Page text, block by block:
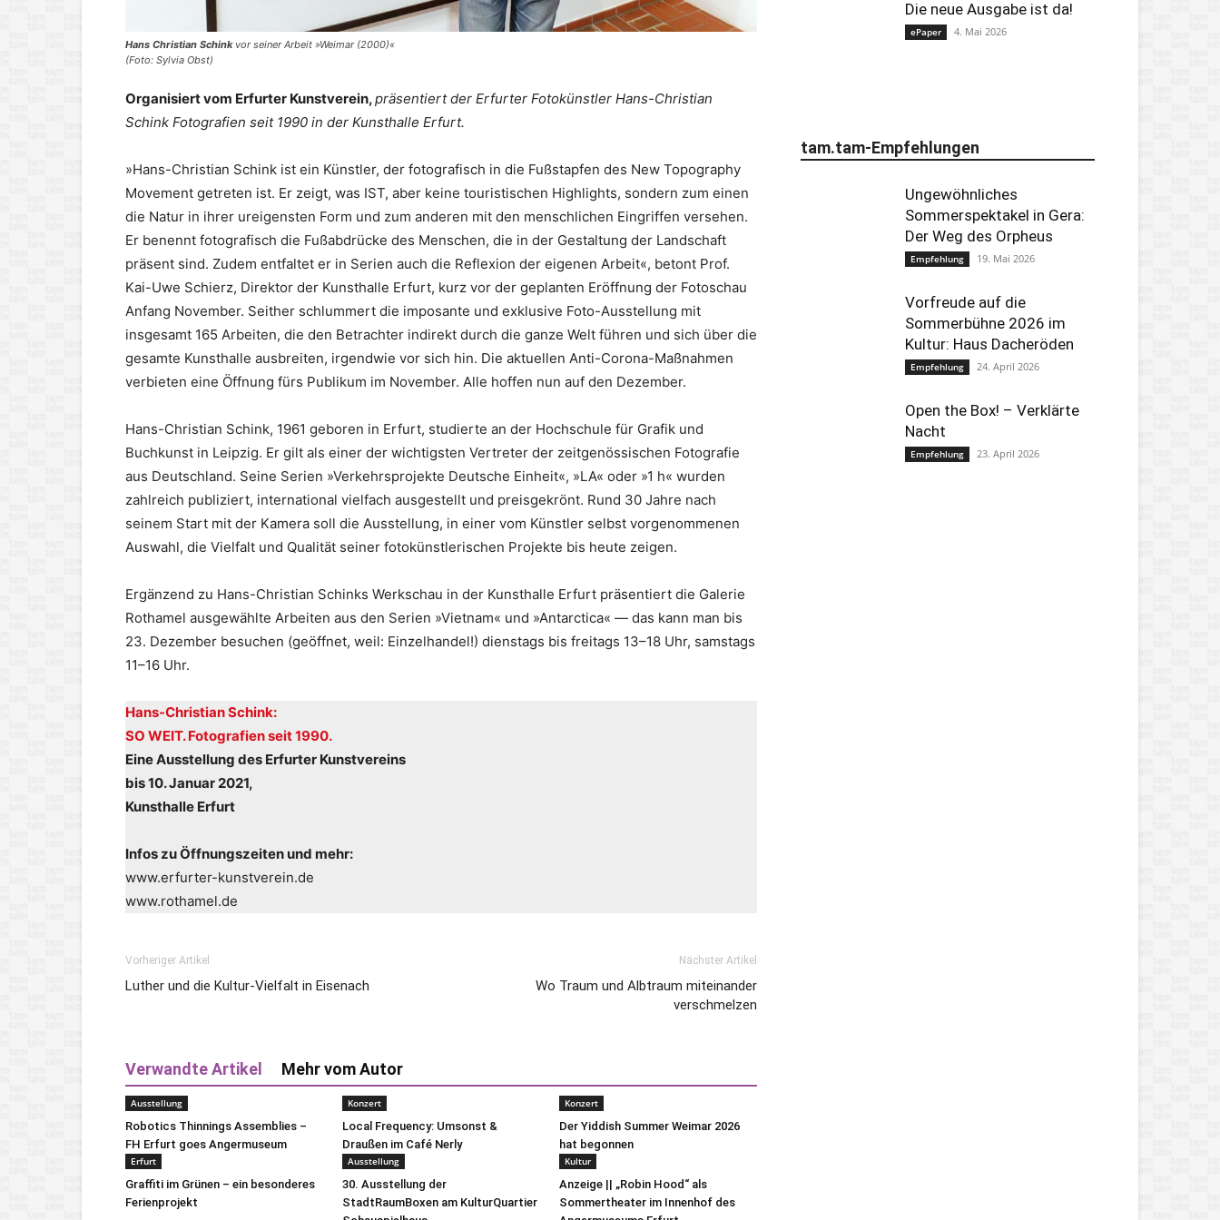
Hans Christian Schinkvor seiner Arbeit »Weimar (2000)«
(Foto: Sylvia Obst)
Organisiert vom Erfurter Kunstverein,präsentiert der Erfurter Fotokünstler Hans-Christian
Schink Fotografien seit 1990 in der Kunsthalle Erfurt.
»Hans-Christian Schink ist ein Künstler, der fotografisch in die Fußstapfen des New Topography
Movement getreten ist. Er zeigt, was IST, aber keine touristischen Highlights, sondern zum einen
die Natur in ihrer ureigensten Form und zum anderen mit den menschlichen Eingriffen versehen.
Er benennt fotografisch die Fußabdrücke des Menschen, die in der Gestaltung der Landschaft
präsent sind. Zudem entfaltet er in Serien auch die Reflexion der eigenen Arbeit«, betont Prof.
Kai-Uwe Schierz, Direktor der Kunsthalle Erfurt, kurz vor der geplanten Eröffnung der Fotoschau
Anfang November. Seither schlummert die imposante und exklusive Foto-Ausstellung mit
insgesamt 165 Arbeiten, die den Betrachter indirekt durch die ganze Welt führen und sich über die
gesamte Kunsthalle ausbreiten, irgendwie vor sich hin. Die aktuellen Anti-Corona-Maßnahmen
verbieten eine Öffnung fürs Publikum im November. Alle hoffen nun auf den Dezember.
Hans-Christian Schink, 1961 geboren in Erfurt, studierte an der Hochschule für Grafik und
Buchkunst in Leipzig. Er gilt als einer der wichtigsten Vertreter der zeitgenössischen Fotografie
aus Deutschland. Seine Serien »Verkehrsprojekte Deutsche Einheit«, »LA« oder »1 h« wurden
zahlreich publiziert, international vielfach ausgestellt und preisgekrönt. Rund 30 Jahre nach
seinem Start mit der Kamera soll die Ausstellung, in einer vom Künstler selbst vorgenommenen
Auswahl, die Vielfalt und Qualität seiner fotokünstlerischen Projekte bis heute zeigen.
Ergänzend zu Hans-Christian Schinks Werkschau in der Kunsthalle Erfurt präsentiert die Galerie
Rothamel ausgewählte Arbeiten aus den Serien »Vietnam« und »Antarctica« — das kann man bis
23. Dezember besuchen (geöffnet, weil: Einzelhandel!) dienstags bis freitags 13–18 Uhr, samstags
11–16 Uhr.
Hans-Christian Schink:
SO WEIT. Fotografien seit 1990.
Eine Ausstellung des Erfurter Kunstvereins
bis 10. Januar 2021,
Kunsthalle Erfurt
Infos zu Öffnungszeiten und mehr:
www.erfurter-kunstverein.de
www.rothamel.de
Vorheriger Artikel
Luther und die Kultur-Vielfalt in Eisenach
Nächster Artikel
Wo Traum und Albtraum miteinander
verschmelzen
Verwandte Artikel Mehr vom Autor
Ausstellung
Robotics Thinnings Assemblies –
FH Erfurt goes Angermuseum
Konzert
Local Frequency: Umsonst &
Draußen im Café Nerly
Konzert
Der Yiddish Summer Weimar 2026
hat begonnen
Erfurt
Graffiti im Grünen – ein besonderes
Ferienprojekt
Ausstellung
30. Ausstellung der
StadtRaumBoxen am KulturQuartier
Kultur
Anzeige || „Robin Hood“ als
Sommertheater im Innenhof des
Die neue Ausgabe ist da!
ePaper 4. Mai 2026
tam.tam-Empfehlungen
Ungewöhnliches
Sommerspektakel in Gera:
Der Weg des Orpheus
Empfehlung 19. Mai 2026
Vorfreude auf die
Sommerbühne 2026 im
Kultur: Haus Dacheröden
Empfehlung 24. April 2026
Open the Box! – Verklärte
Nacht
Empfehlung 23. April 2026